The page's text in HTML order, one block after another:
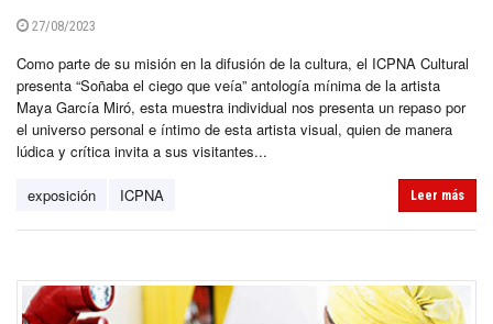
27/08/2023
Como parte de su misión en la difusión de la cultura, el ICPNA Cultural
presenta “Soñaba el ciego que veía” antología mínima de la artista
Maya García Miró, esta muestra individual nos presenta un repaso por
el universo personal e íntimo de esta artista visual, quien de manera
lúdica y crítica invita a sus visitantes...
exposición ICPNA Leer más